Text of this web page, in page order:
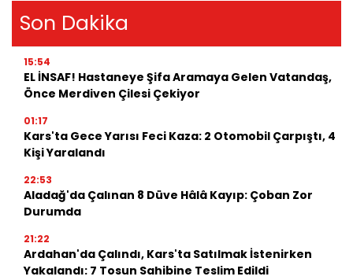
Son Dakika
15:54
EL İNSAF! Hastaneye Şifa Aramaya Gelen Vatandaş,
Önce Merdiven Çilesi Çekiyor
01:17
Kars'ta Gece Yarısı Feci Kaza: 2 Otomobil Çarpıştı, 4
Kişi Yaralandı
22:53
Aladağ'da Çalınan 8 Düve Hâlâ Kayıp: Çoban Zor
Durumda
21:22
Ardahan'da Çalındı, Kars'ta Satılmak İstenirken
Yakalandı: 7 Tosun Sahibine Teslim Edildi